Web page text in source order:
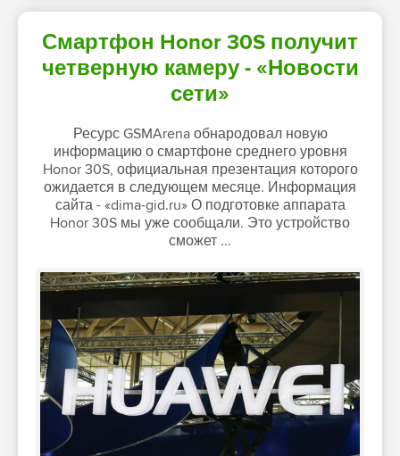
Смартфон Honor 30S получит
четверную камеру - «Новости
сети»
Ресурс GSMArena обнародовал новую
информацию о смартфоне среднего уровня
Honor 30S, официальная презентация которого
ожидается в следующем месяце. Информация
сайта - «dima-gid.ru» О подготовке аппарата
Honor 30S мы уже сообщали. Это устройство
сможет ...